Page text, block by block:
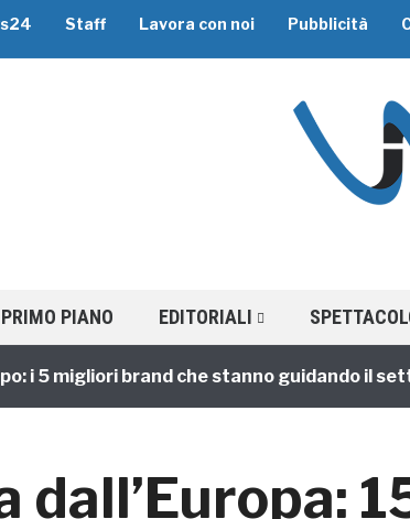
Staff Lavora con noi Pubblicità
PRIMO PIANO EDITORIALI
migliori brand che stanno guidando il settore
dall’Europa: